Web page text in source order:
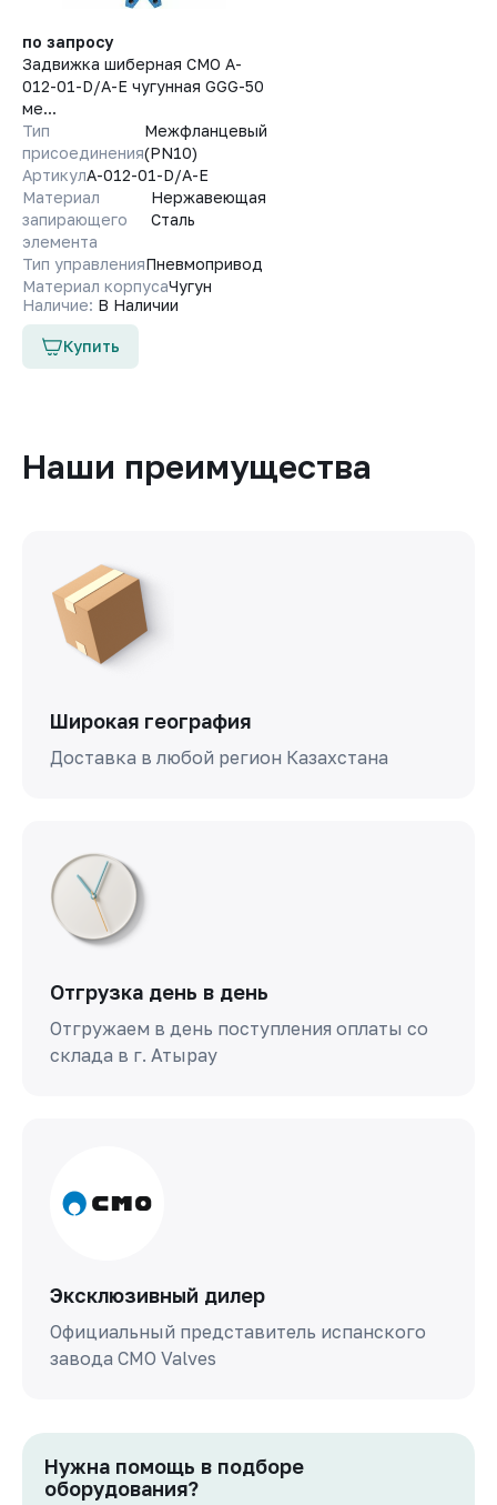
по запросу
Задвижка шиберная СМО A-
012-01-D/A-E чугунная GGG-50
ме...
Тип
присоединения
Межфланцевый
(PN10)
АртикулA-012-01-D/A-E
Материал
запирающего
элемента
Нержавеющая
Сталь
Тип управленияПневмопривод
Материал корпусаЧугун
Наличие: В Наличии
Купить
Наши преимущества
Широкая география
Доставка в любой регион Казахстана
Отгрузка день в день
Отгружаем в день поступления оплаты со
склада в г. Атырау
Эксклюзивный дилер
Официальный представитель испанского
завода СМО Valves
Нужна помощь в подборе
оборудования?